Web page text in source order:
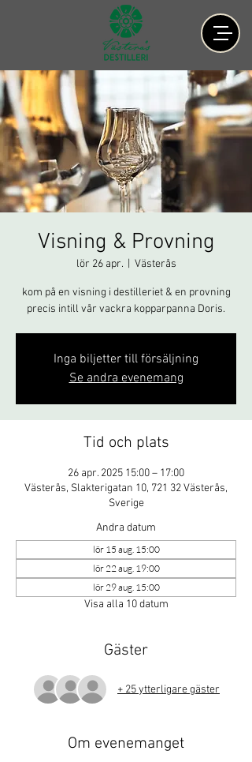
Visning & Provning
lör 26 apr.
  |
Västerås
kom på en visning i destilleriet & en provning
precis intill vår vackra kopparpanna Doris.
Inga biljetter till försäljning
Se andra evenemang
Tid och plats
26 apr. 2025 15:00 – 17:00
Västerås, Slakterigatan 10, 721 32 Västerås,
Sverige
Andra datum
lör 15 aug. 15:00
lör 22 aug. 19:00
lör 29 aug. 15:00
Visa alla 10 datum
Gäster
+ 25 ytterligare gäster
Om evenemanget